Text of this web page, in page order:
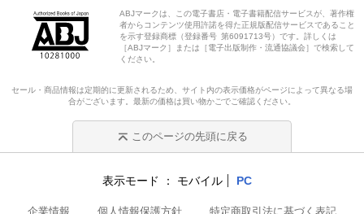
ABJマークは、この電子書店・電子書籍配信サービスが、著作権
者からコンテンツ使用許諾を得た正規版配信サービスであること
を示す登録商標（登録番号 第6091713号）です。詳しくは
［ABJマーク］または［電子出版制作・流通協議会］で検索して
ください。
セール・商品情報は定期的に更新されるため、サイト内の表示価格がページによって異なる場
合がございます。最新の価格は買い物かごでご確認ください。
このページの先頭に戻る
表示モード モバイル PC
企業情報 個人情報保護方針 特定商取引法に基づく表記